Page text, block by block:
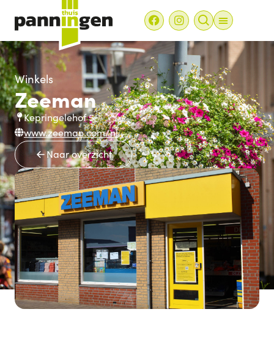
Winkels
Zeeman
Kepringelehof 5
www.zeeman.com/nl
Naar overzicht